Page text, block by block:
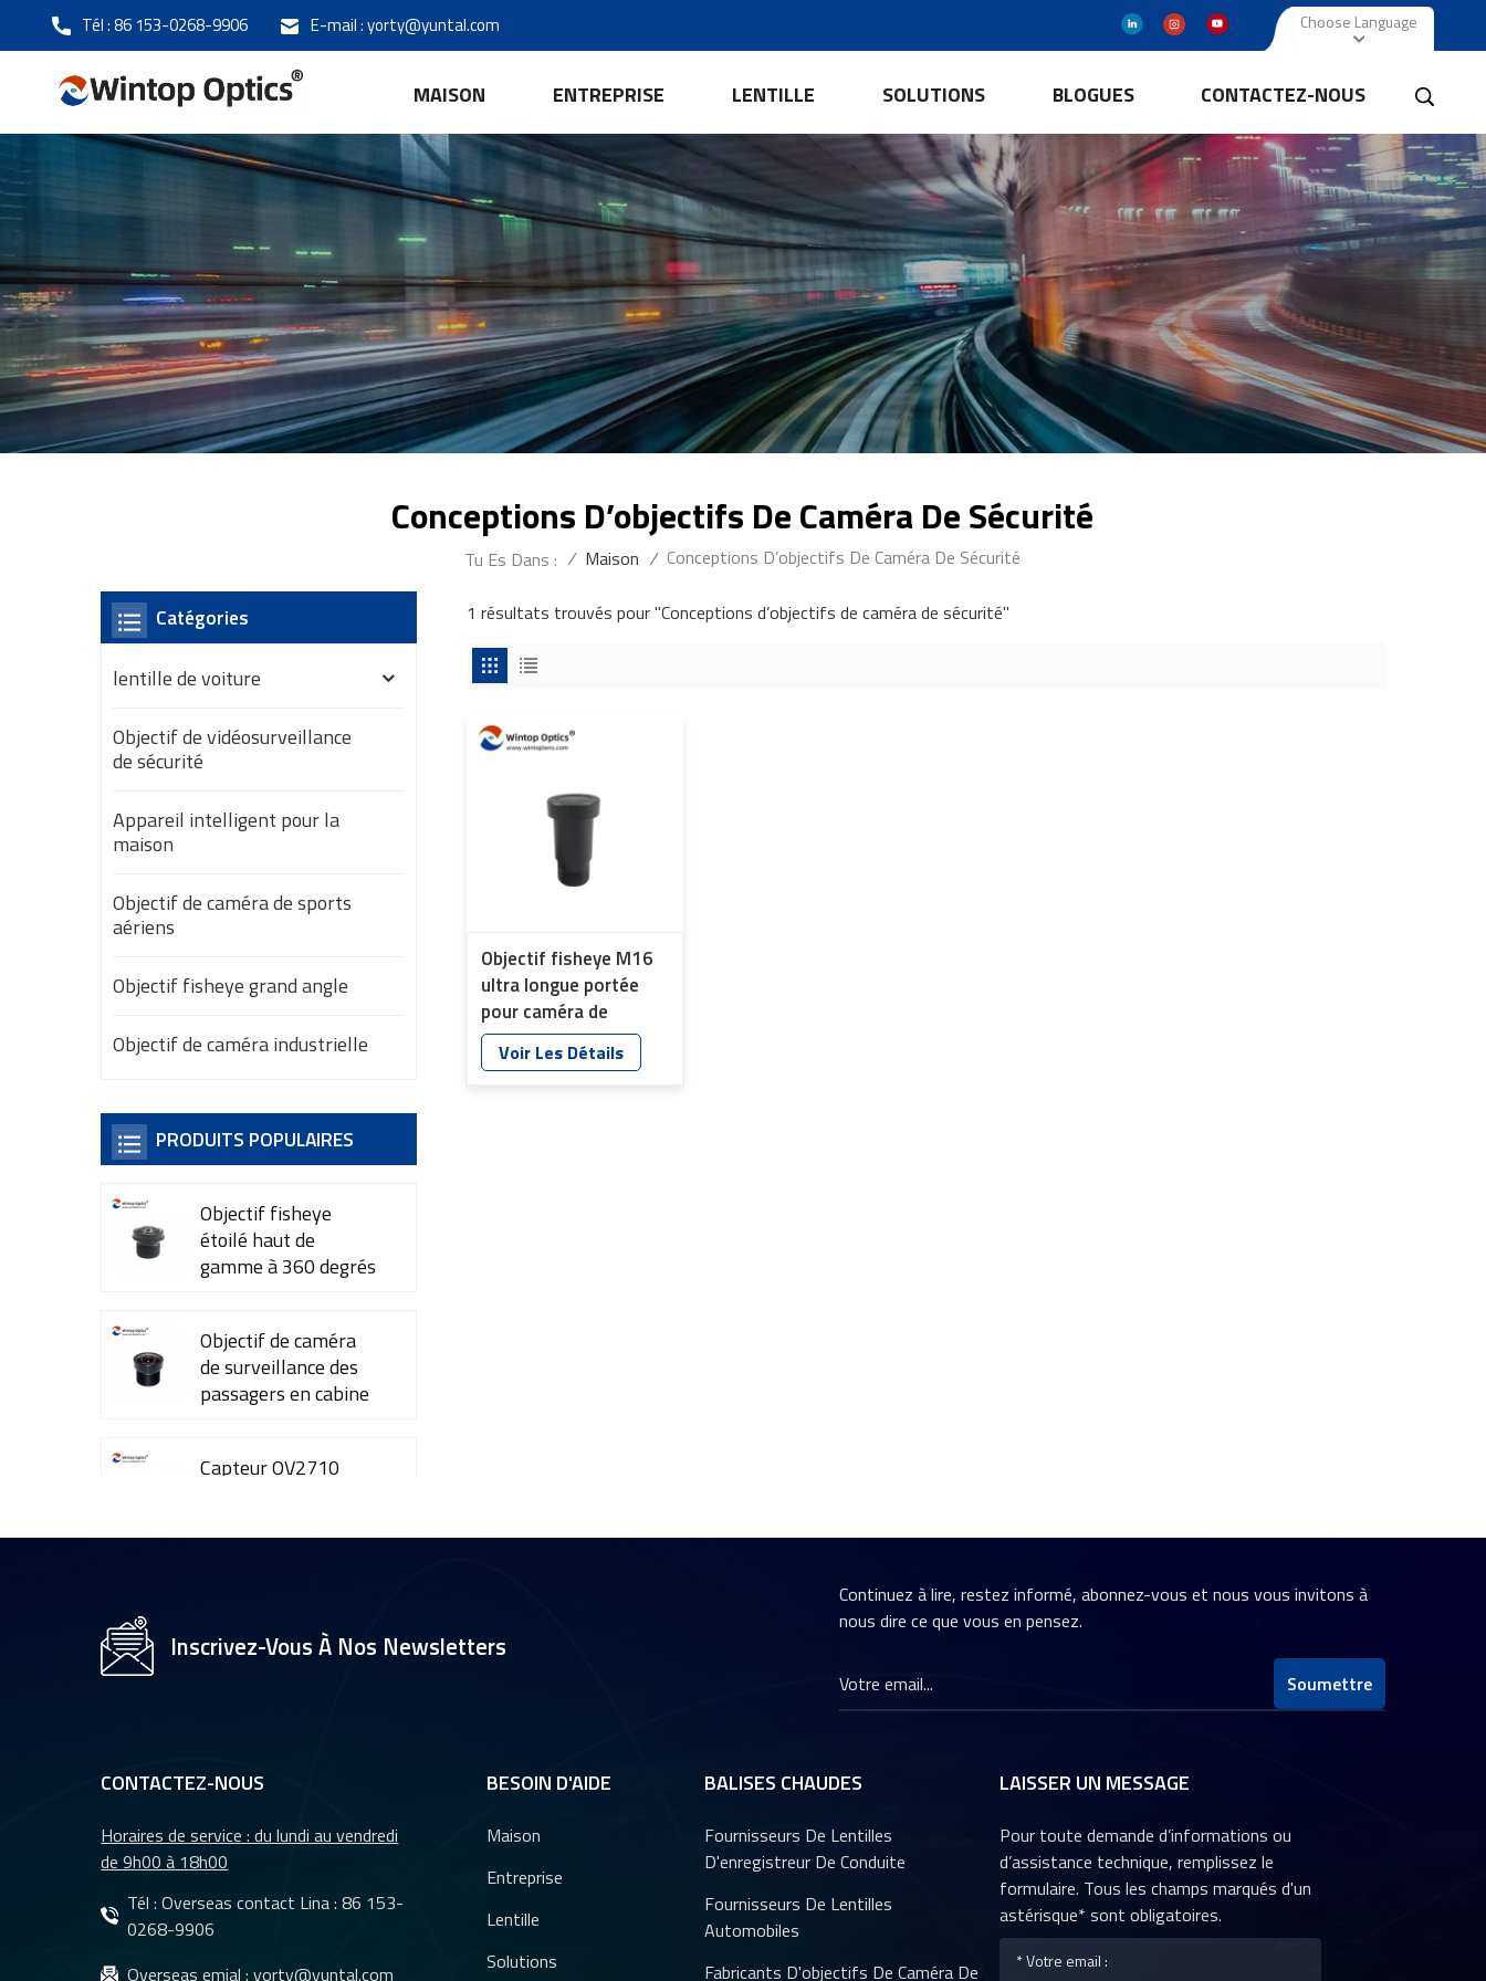
Tél :86 153-0268-9906 E-mail :yorty@yuntal.com Choose Language
MAISON ENTREPRISE LENTILLE SOLUTIONS BLOGUES CONTACTEZ-NOUS
Conceptions D’objectifs De Caméra De Sécurité
Tu Es Dans : / Maison / Conceptions D’objectifs De Caméra De Sécurité
1 résultats trouvés pour "Conceptions d’objectifs de caméra de sécurité"
Objectif fisheye M16
ultra longue portée
pour caméra de
surveillance
personnalisée YT-
Voir Les Détails
Catégories
lentille de voiture
Objectif de vidéosurveillance
de sécurité
Appareil intelligent pour la
maison
Objectif de caméra de sports
aériens
Objectif fisheye grand angle
Objectif de caméra industrielle
PRODUITS POPULAIRES
Objectif fisheye
étoilé haut de
gamme à 360 degrés
Objectif de caméra
de surveillance des
passagers en cabine
Capteur OV2710
objectifs 35 mm YT-
résolution 4K
nocturne pour
Objectifs DMS et
CMS pour système
de caméra de
surveillance de
Objectifs
Inscrivez-Vous À Nos Newsletters
Continuez à lire, restez informé, abonnez-vous et nous vous invitons à
nous dire ce que vous en pensez.
Soumettre
CONTACTEZ-NOUS
Horaires de service : du lundi au vendredi
de 9h00 à 18h00
Tél : Overseas contact Lina :86 153-
0268-9906
Overseas emial :yorty@yuntal.com
BESOIN D'AIDE
Maison
Entreprise
Lentille
Solutions
BALISES CHAUDES
Fournisseurs De Lentilles
D'enregistreur De Conduite
Fournisseurs De Lentilles
Automobiles
Fabricants D'objectifs De Caméra De
LAISSER UN MESSAGE
Pour toute demande d’informations ou
d’assistance technique, remplissez le
formulaire. Tous les champs marqués d'un
astérisque* sont obligatoires.